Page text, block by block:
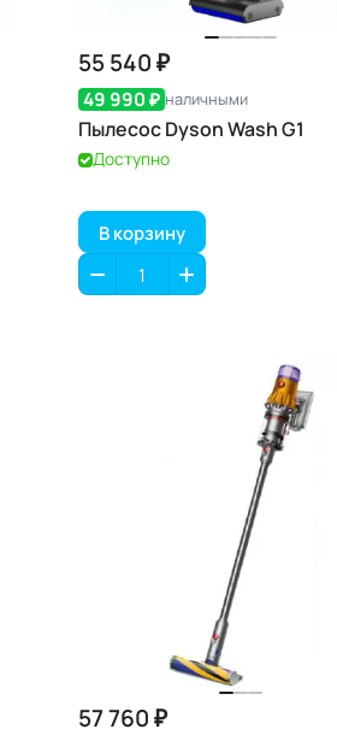
55 540 ₽
49 990 ₽ наличными
Пылесос Dyson Wash G1
Доступно
В корзину
57 760 ₽